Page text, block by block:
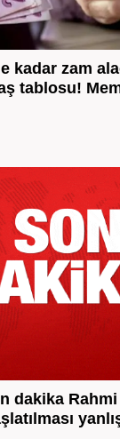
kadar zam
tablosu!
dakika Rahmi